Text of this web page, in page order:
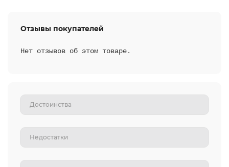
Отзывы покупателей
Нет отзывов об этом товаре.